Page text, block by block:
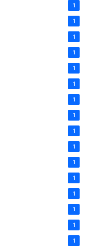
1
1
1
1
1
1
1
1
1
1
1
1
1
1
1
1